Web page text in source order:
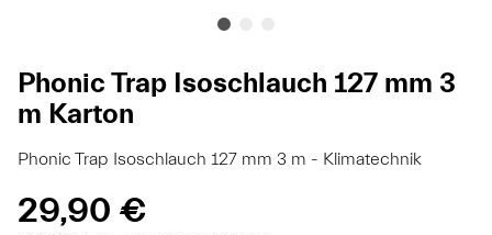
Phonic Trap Isoschlauch 127 mm 3
m Karton
Phonic Trap Isoschlauch 127 mm 3 m - Klimatechnik
29,90 €